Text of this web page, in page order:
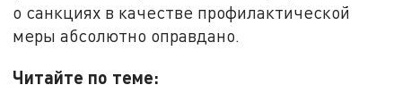
о санкциях в качестве профилактической
меры абсолютно оправдано.
Читайте по теме: